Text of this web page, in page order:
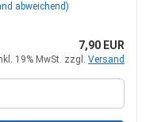
abweichend)
7,90 EUR
19% MwSt. zzgl. Versand